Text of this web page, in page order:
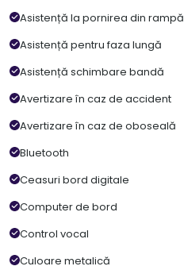
Asistență la pornirea din rampă
Asistență pentru faza lungă
Asistență schimbare bandă
Avertizare în caz de accident
Avertizare în caz de oboseală
Bluetooth
Ceasuri bord digitale
Computer de bord
Control vocal
Culoare metalică